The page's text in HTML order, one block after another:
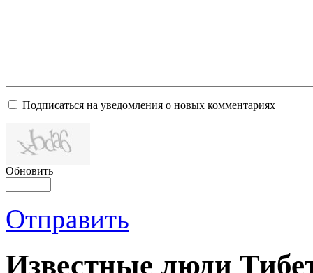
Подписаться на уведомления о новых комментариях
Обновить
Отправить
Известные люди